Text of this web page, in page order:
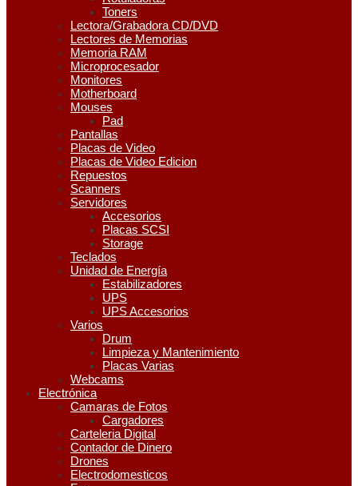
Toners
Lectora/Grabadora CD/DVD
Lectores de Memorias
Memoria RAM
Microprocesador
Monitores
Motherboard
Mouses
Pad
Pantallas
Placas de Video
Placas de Video Edicion
Repuestos
Scanners
Servidores
Accesorios
Placas SCSI
Storage
Teclados
Unidad de Energía
Estabilizadores
UPS
UPS Accesorios
Varios
Drum
Limpieza y Mantenimiento
Placas Varias
Webcams
Electrónica
Camaras de Fotos
Cargadores
Carteleria Digital
Contador de Dinero
Drones
Electrodomesticos